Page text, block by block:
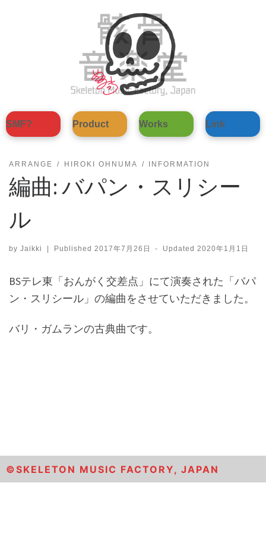
SMF? Product Works Link
ARRANGE HIROKI OHNUMA INFORMATION
編曲: バパン・スリシー
ル
by Jaikki | Published 2017年7月26日 - Updated 2020年1月1日
BSテレ東「おんがく交差点」にて演奏された「バパ
ン・スリシール」の編曲をさせていただきました。
バリ・ガムランの古典曲です。
©︎SKELETON MUSIC FACTORY, JAPAN